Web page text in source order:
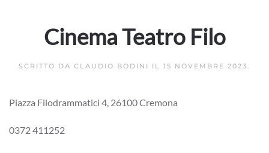
Cinema Teatro Filo
SCRITTO DA CLAUDIO BODINI IL 15 NOVEMBRE 2023.
Piazza Filodrammatici 4, 26100 Cremona
0372 411252